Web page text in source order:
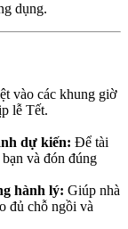
dụng.
vào các khung giờ
lễ Tết.
dự kiến: Để tài
và đón đúng
hành lý: Giúp nhà
đủ chỗ ngồi và